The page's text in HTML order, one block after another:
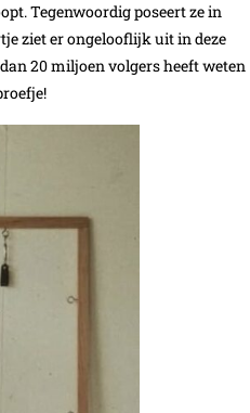
Tegenwoordig poseert ze in
ziet er ongelooflijk uit in deze
20 miljoen volgers heeft weten